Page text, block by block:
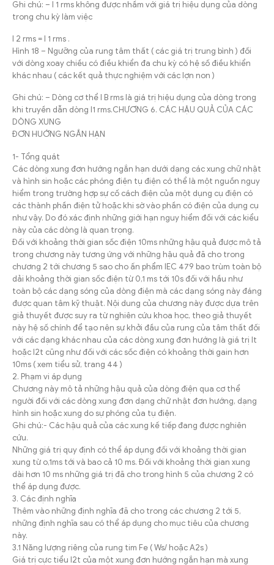
Ghi chú: – I 1 rms không được nhầm với giá trị hiệu dụng của dòng
trong chu kỳ làm việc
I 2 rms = I 1 rms .
Hình 18 – Ngưỡng của rung tâm thất ( các giá trị trung bình ) đối
với dòng xoay chiều có điều khiển đa chu kỳ có hệ số điều khiển
khác nhau ( các kết quả thực nghiệm với các lợn non )
Ghi chú: – Dòng cơ thể I B rms là giá trị hiệu dụng của dòng trong
khi truyền dẫn dòng I1 rms.CHƯƠNG 6. CÁC HẬU QUẢ CỦA CÁC
DÒNG XUNG
ĐƠN HUỚNG NGẮN HẠN
1- Tổng quát
Các dòng xung đơn hướng ngắn hạn dưới dạng các xung chữ nhật
và hình sin hoặc các phóng điện tụ điện có thể là một nguồn nguy
hiểm trong trường hợp sự cố cách điện của một dụng cụ điện có
các thành phần điện tử hoặc khi sờ vào phần có điện của dụng cụ
như vậy. Do đó xác định những giới hạn nguy hiểm đối với các kiểu
này của các dòng là quan trọng.
Đối với khoảng thời gian sốc điện 10ms những hậu quả được mô tả
trong chương này tương ứng với những hậu quả đã cho trong
chương 2 tới chương 5 sao cho ấn phẩm IEC 479 bao trùm toàn bộ
dải khoảng thời gian sốc điện từ 0,1 ms tới 10s đối với hầu như
toàn bộ các dạng sóng của dòng điện mà các dạng sóng này đáng
được quan tâm kỹ thuật. Nội dung của chương này được dựa trên
giả thuyết được suy ra từ nghiên cứu khoa học, theo giả thuyết
này hệ số chính để tạo nên sự khởi đầu của rung của tâm thất đối
với các dạng khác nhau của các dòng xung đơn hướng là giá trị It
hoặc I2t cũng như đối với các sốc điện có khoảng thời gain hơn
10ms ( xem tiểu sử, trang 44 )
2. Phạm vi áp dụng
Chương này mô tả những hậu quả của dòng điện qua cơ thể
người đối với các dòng xung đơn dạng chữ nhật đơn hướng, dạng
hình sin hoặc xung do sự phóng của tụ điện.
Ghi chú:- Các hậu quả của các xung kế tiếp đang được nghiên
cứu.
Những giá trị quy định có thể áp dụng đối với khoảng thời gian
xung từ o,1ms tới và bao cả 10 ms. Đối với khoảng thời gian xung
dài hơn 10 ms những giá trị đã cho trong hình 5 của chương 2 có
thể áp dụng được.
3. Các định nghĩa
Thêm vào những định nghĩa đã cho trong các chương 2 tới 5,
những định nghĩa sau có thể áp dụng cho mục tiêu của chương
này.
3.1 Năng lượng riêng của rung tim Fe ( Ws/ hoặc A2s )
Giá trị cực tiểu I2t của một xung đơn hướng ngắn hạn mà xung